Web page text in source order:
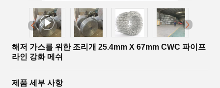
해저 가스를 위한 조리개 25.4mm X 67mm CWC 파이프
라인 강화 메쉬
제품 세부 사항